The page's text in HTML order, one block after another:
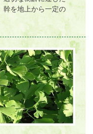
幹を地上から一定の